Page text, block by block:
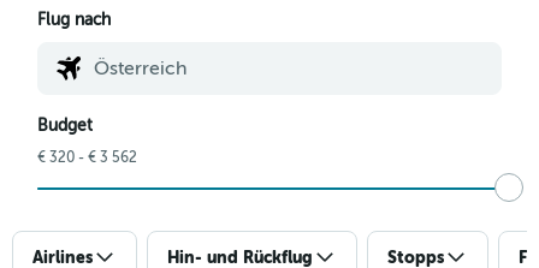
Flug nach
Budget
€ 320 - € 3 562
Airlines Hin- und Rückflug Stopps